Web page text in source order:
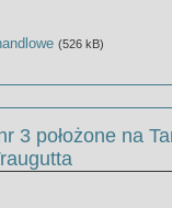
(526 kB)
3 położone na